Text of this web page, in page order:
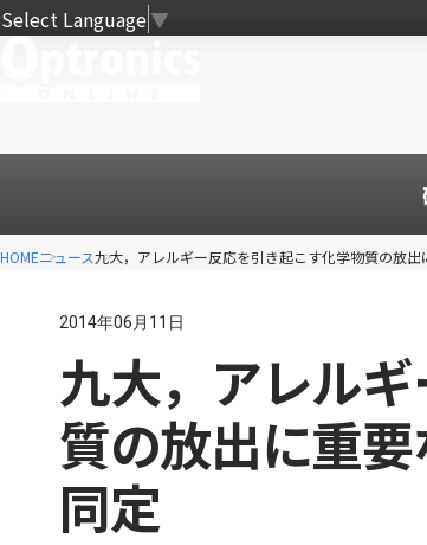
Select Language▼
HOMEニュース九大，アレルギー反応を引き起こす化学物質の放
2014年06月11日
九大，アレル
質の放出に重
同定